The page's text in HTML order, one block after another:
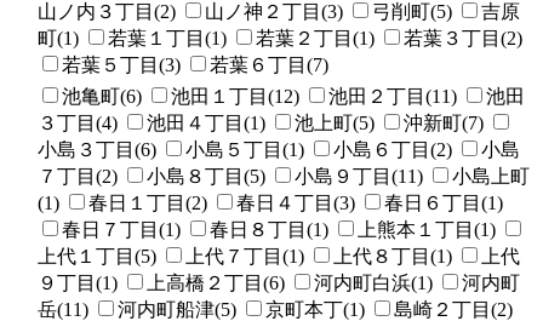
山ノ内３丁目(2) 山ノ神２丁目(3) 弓削町(5)
吉原
町(1)
若葉１丁目(1) 若葉２丁目(1)
若葉３丁目(2)
若葉５丁目(3)
若葉６丁目(7)
池亀町(6) 池田１丁目(12) 池田２丁目(11)
池田
３丁目(4)
池田４丁目(1) 池上町(5)
沖新町(7)
小島３丁目(6)
小島５丁目(1) 小島６丁目(2)
小島
７丁目(2)
小島８丁目(5) 小島９丁目(11)
小島上町
(1)
春日１丁目(2) 春日４丁目(3)
春日６丁目(1)
春日７丁目(1)
春日８丁目(1)
上熊本１丁目(1)
上代１丁目(5)
上代７丁目(1) 上代８丁目(1)
上代
９丁目(1)
上高橋２丁目(6) 河内町白浜(1)
河内町
岳(11)
河内町船津(5) 京町本丁(1)
島崎２丁目(2)